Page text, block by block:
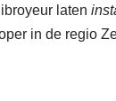
laten
in de regio